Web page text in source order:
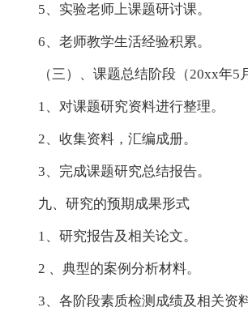
5、实验老师上课题研讨课。
6、老师教学生活经验积累。
（三）、课题总结阶段（20xx年5
1、对课题研究资料进行整理。
2、收集资料，汇编成册。
3、完成课题研究总结报告。
九、研究的预期成果形式
1、研究报告及相关论文。
2 、典型的案例分析材料。
3、各阶段素质检测成绩及相关资料